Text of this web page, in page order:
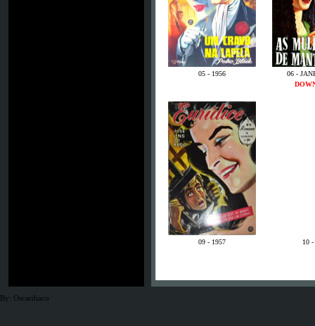
05 - 1956
06 -
09 - 1957 10 -
By: Oscardiaco